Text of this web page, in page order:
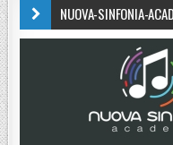
NUOVA-SINFONIA-